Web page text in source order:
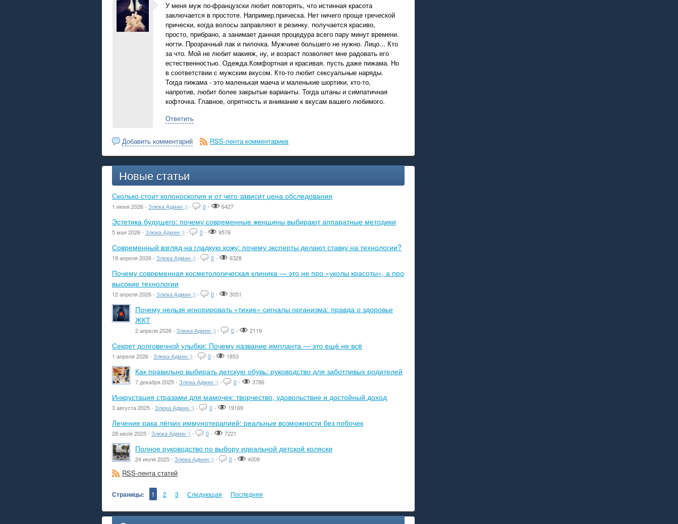
У меня муж по-французски любит повторять, что истинная красота
заключается в простоте. Например,прическа. Нет ничего проще греческой
прически, когда волосы заправляют в резинку. получается красиво,
просто, прибрано, а занимает данная процедура всего пару минут времени.
ногти. Прозрачный лак и пилочка. Мужчине большего не нужно. Лицо... Кто
за что. Мой не любит макияж, ну, и возраст позволяет мне радовать его
естественностью. Одежда.Комфортная и красивая. пусть даже пижама. Но
в соответствии с мужским вкусом. Кто-то любит сексуальные наряды.
Тогда пижама - это маленькая маеча и маленькие шортики, кто-то,
напротив, любит более закрытые варианты. Тогда штаны и симпатичная
кофточка. Главное, опрятность и внимание к вкусам вашего любимого.
Ответить
Добавить комментарий RSS-лента комментариев
Новые статьи
Сколько стоит колоноскопия и от чего зависит цена обследования
1 июня 2026 - Злюка Админ ;) - 0 - 6427
Эстетика будущего: почему современные женщины выбирают аппаратные методики
5 мая 2026 - Злюка Админ ;) - 0 - 9576
Современный взгляд на гладкую кожу: почему эксперты делают ставку на технологии?
19 апреля 2026 - Злюка Админ ;) - 0 - 6328
Почему современная косметологическая клиника — это не про «уколы красоты», а про
высокие технологии
12 апреля 2026 - Злюка Админ ;) - 0 - 3051
Почему нельзя игнорировать «тихие» сигналы организма: правда о здоровье
ЖКТ
2 апреля 2026 - Злюка Админ ;) - 0 - 2119
Секрет долговечной улыбки: Почему название импланта — это ещё не всё
1 апреля 2026 - Злюка Админ ;) - 0 - 1853
Как правильно выбирать детскую обувь: руководство для заботливых родителей
7 декабря 2025 - Злюка Админ ;) - 0 - 3786
Инкрустация стразами для мамочек: творчество, удовольствие и достойный доход
3 августа 2025 - Злюка Админ ;) - 0 - 19169
Лечение рака лёгких иммунотерапией: реальные возможности без побочек
28 июля 2025 - Злюка Админ ;) - 0 - 7221
Полное руководство по выбору идеальной детской коляски
24 июля 2025 - Злюка Админ ;) - 0 - 4009
RSS-лента статей
Страницы: 1 2 3 Следующая Последняя